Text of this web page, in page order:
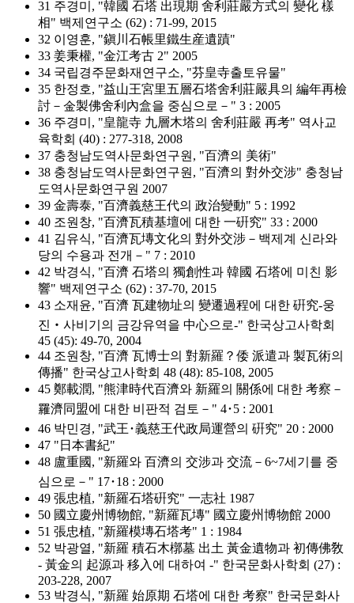
31 주경미, "韓國 石塔 出現期 舍利莊嚴方式의 變化 樣
相" 백제연구소 (62) : 71-99, 2015
32 이영훈, "鎭川石帳里鐵生産遺蹟"
33 姜秉權, "金江考古 2" 2005
34 국립경주문화재연구소, "芬皇寺출토유물"
35 한정호, "益山王宮里五層石塔舍利莊嚴具의 編年再檢
討－金製佛舍利內盒을 중심으로－" 3 : 2005
36 주경미, "皇龍寺 九層木塔의 舍利莊嚴 再考" 역사교
육학회 (40) : 277-318, 2008
37 충청남도역사문화연구원, "百濟의 美術"
38 충청남도역사문화연구원, "百濟의 對外交涉" 충청남
도역사문화연구원 2007
39 金壽泰, "百濟義慈王代의 政治變動" 5 : 1992
40 조원창, "百濟瓦積基壇에 대한 一硏究" 33 : 2000
41 김유식, "百濟瓦塼文化의 對外交涉－백제계 신라와
당의 수용과 전개－" 7 : 2010
42 박경식, "百濟 石塔의 獨創性과 韓國 石塔에 미친 影
響" 백제연구소 (62) : 37-70, 2015
43 소재윤, "百濟 瓦建物址의 變遷過程에 대한 硏究-웅
진‧사비기의 금강유역을 中心으로-" 한국상고사학회
45 (45): 49-70, 2004
44 조원창, "百濟 瓦博士의 對新羅？倭 派遣과 製瓦術의
傳播" 한국상고사학회 48 (48): 85-108, 2005
45 鄭載潤, "熊津時代百濟와 新羅의 關係에 대한 考察－
羅濟同盟에 대한 비판적 검토－" 4･5 : 2001
46 박민경, "武王･義慈王代政局運營의 硏究" 20 : 2000
47 "日本書紀"
48 盧重國, "新羅와 百濟의 交涉과 交流－6~7세기를 중
심으로－" 17･18 : 2000
49 張忠植, "新羅石塔硏究" 一志社 1987
50 國立慶州博物館, "新羅瓦塼" 國立慶州博物館 2000
51 張忠植, "新羅模塼石塔考" 1 : 1984
52 박광열, "新羅 積石木槨墓 出土 黃金遺物과 初傳佛敎
- 黃金의 起源과 移入에 대하여 -" 한국문화사학회 (27) :
203-228, 2007
53 박경식, "新羅 始原期 石塔에 대한 考察" 한국문화사